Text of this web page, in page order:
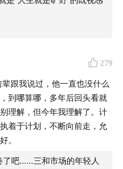
资领域的良好口碑，有
实用户同行。未来我们希
帮助投资者学习投资，也
踏实赚钱。 欢迎在应用商
行 App
279
跟我说过，他一直也没什么
到哪算哪，多年后回头看就
理解，但今年我理解了。计
着于计划，不断向前走，允
。
了吧……三和市场的年轻人